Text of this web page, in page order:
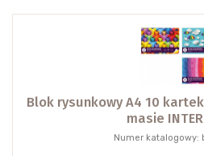
Blok rysunkowy A4 10
masie
Numer katalogowy: